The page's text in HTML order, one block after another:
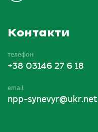
Контакти
телефон
+38 03146 27 6 18
email
npp-synevyr@ukr.net